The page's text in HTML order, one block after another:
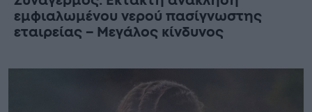
εμφιαλωμένου νερού πασίγνωστης
εταιρείας – Μεγάλος κίνδυνος